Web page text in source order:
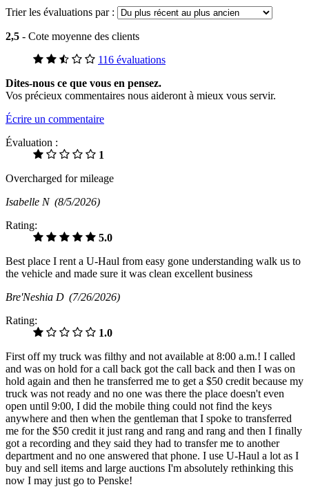
Trier les évaluations par :
2,5 - Cote moyenne des clients
116 évaluations
Dites-nous ce que vous en pensez.
Vos précieux commentaires nous aideront à mieux vous servir.
Écrire un commentaire
Évaluation :
1
Overcharged for mileage
Isabelle N (8/5/2026)
Rating:
5.0
Best place I rent a U-Haul from easy gone understanding walk us to
the vehicle and made sure it was clean excellent business
Bre'Neshia D (7/26/2026)
Rating:
1.0
First off my truck was filthy and not available at 8:00 a.m.! I called
and was on hold for a call back got the call back and then I was on
hold again and then he transferred me to get a $50 credit because my
truck was not ready and no one was there the place doesn't even
open until 9:00, I did the mobile thing could not find the keys
anywhere and then when the gentleman that I spoke to transferred
me for the $50 credit it just rang and rang and rang and then I finally
got a recording and they said they had to transfer me to another
department and no one answered that phone. I use U-Haul a lot as I
buy and sell items and large auctions I'm absolutely rethinking this
now I may just go to Penske!